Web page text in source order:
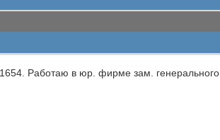
Работаю в юр. фирме зам. генерального,